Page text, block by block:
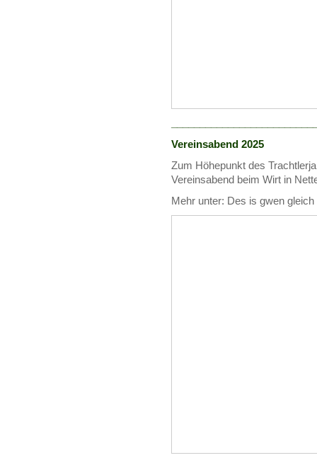
Vereinsabend 2025
Zum Höhepunkt des
Vereinsabend beim Wirt in
Mehr unter: Des is gwen